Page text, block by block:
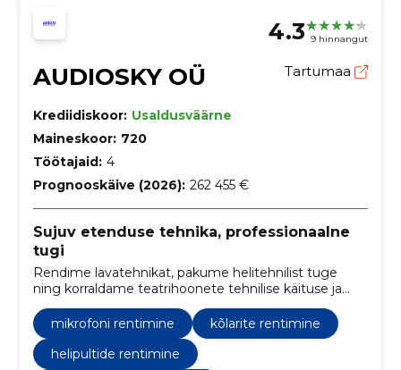
4.3 9 hinnangut
AUDIOSKY OÜ Tartumaa
Krediidiskoor: Usaldusväärne
Maineskoor: 720
Töötajaid: 4
Prognooskäive (2026): 262 455 €
Sujuv etenduse tehnika, professionaalne
tugi
Rendime lavatehnikat, pakume helitehnilist tuge
ning korraldame teatrihoonete tehnilise käituse ja
personali teenuseid. Tagame sujuva tehnilise
toimimise ja turvalise publiku-elamuse.
mikrofoni rentimine
kõlarite rentimine
helipultide rentimine